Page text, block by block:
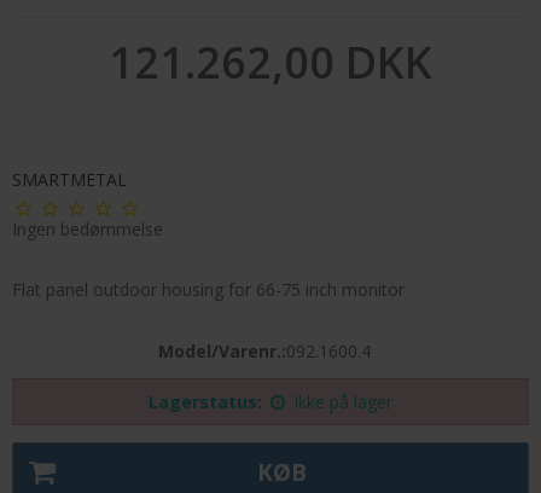
121.262,00 DKK
SMARTMETAL
Ingen bedømmelse
Flat panel outdoor housing for 66-75 inch monitor
Model/Varenr.:092.1600.4
Lagerstatus: Ikke på lager
KØB